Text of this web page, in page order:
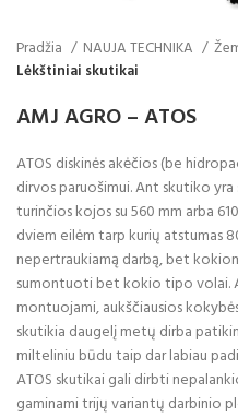
Pradžia NAUJA TECHNIKA
Lėkštiniai skutikai
AMJ AGRO – ATOS
ATOS diskinės akėčios (be
dirvos paruošimui. Ant skutiko
turinčios kojos su 560 mm arba
dviem eilėm tarp kurių atstumas
nepertraukiamą darbą, bet
sumontuoti bet kokio tipo volai.
montuojami, aukščiausios
skutikia daugelį metų dirba
milteliniu būdu taip dar labiau
ATOS skutikai gali dirbti
gaminami trijų variantų darbinio